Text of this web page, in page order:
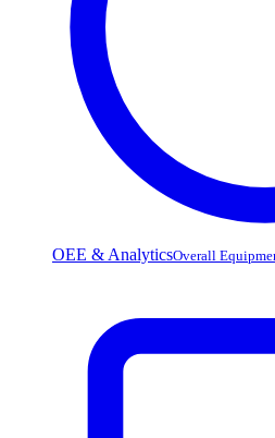
OEE & AnalyticsOverall